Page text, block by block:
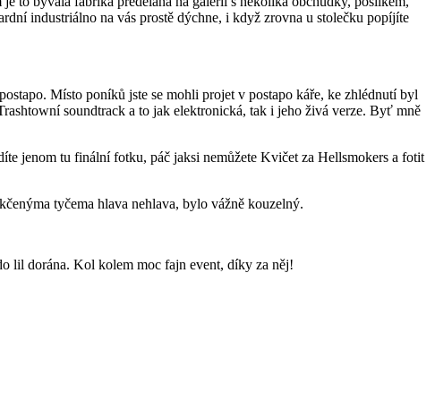
industriálno na vás prostě dýchne, i když zrovna u stolečku popíjíte
Místo poníků jste se mohli projet v postapo káře, ke zhlédnutí byl
soundtrack a to jak elektronická, tak i jeho živá verze. Byť mně
jenom tu finální fotku, páč jaksi nemůžete Kvičet za Hellsmokers a fotit
tyčema hlava nehlava, bylo vážně kouzelný.
lil dorána. Kol kolem moc fajn event, díky za něj!